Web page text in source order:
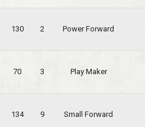
130 2 Power Forward
70 3 Play Maker
134 9 Small Forward